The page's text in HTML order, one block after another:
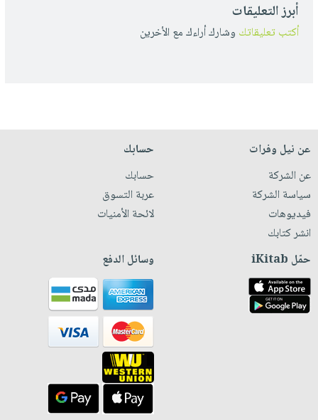
أبرز التعليقات
أكتب تعليقاتك وشارك أراءك مع الأخرين
عن نيل وفرات
عن الشركة
سياسة الشركة
فيديوهات
انشر كتابك
حسابك
حسابك
عربة التسوق
لائحة الأمنيات
حمّل iKitab وسائل الدفع